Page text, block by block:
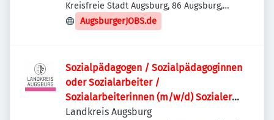
Facharzt für Arbeitsmedizin
Kreisfreie Stadt Augsburg, 86 Augsburg,
Deutschland
AugsburgerJOBS.de
Sozialpädagogen / Sozialpädagoginnen
oder Sozialarbeiter /
Sozialarbeiterinnen (m/w/d) Sozialer
Dienst
Landkreis Augsburg